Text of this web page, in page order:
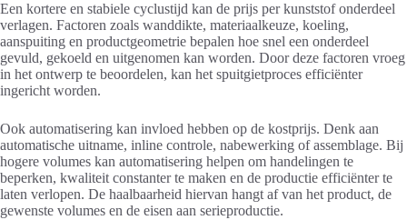
Een kortere en stabiele cyclustijd kan de prijs per kunststof onderdeel
verlagen. Factoren zoals wanddikte, materiaalkeuze, koeling,
aanspuiting en productgeometrie bepalen hoe snel een onderdeel
gevuld, gekoeld en uitgenomen kan worden. Door deze factoren vroeg
in het ontwerp te beoordelen, kan het spuitgietproces efficiënter
ingericht worden.
Ook automatisering kan invloed hebben op de kostprijs. Denk aan
automatische uitname, inline controle, nabewerking of assemblage. Bij
hogere volumes kan automatisering helpen om handelingen te
beperken, kwaliteit constanter te maken en de productie efficiënter te
laten verlopen. De haalbaarheid hiervan hangt af van het product, de
gewenste volumes en de eisen aan serieproductie.